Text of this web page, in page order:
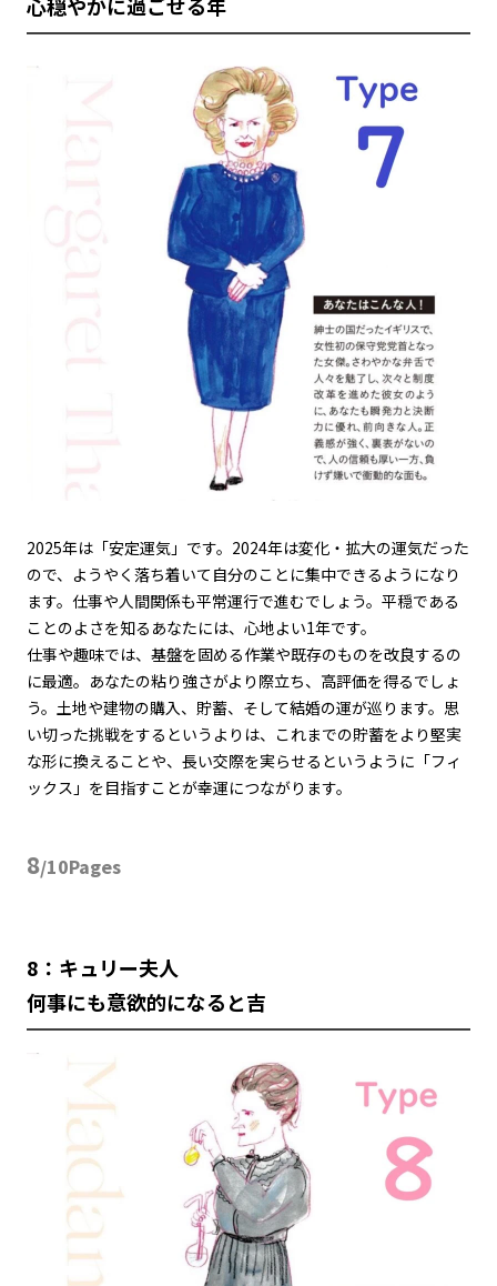
2025年は「安定運気」です。 2024年は変化・拡大の運気だった
ので、ようやく落ち着いて自分のことに集中できるようになり
ます。仕事や人間関係も平常運行で進むでしょう。平穏である
ことのよさを知るあなたには、心地よい1年です。
仕事や趣味では、基盤を固める作業や既存のものを改良するの
に最適。あなたの粘り強さがより際立ち、高評価を得るでしょ
う。土地や建物の購入、貯蓄、そして結婚の運が巡ります。思
い切った挑戦をするというよりは、これまでの貯蓄をより堅実
な形に換えることや、長い交際を実らせるというように「フィ
ックス」を目指すことが幸運につながります。
8/10Pages
8：キュリー夫人
何事にも意欲的になると吉